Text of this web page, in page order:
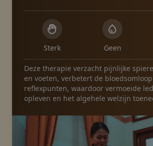
Sterk Geen
Deze therapie verzacht pijnlijke
en voeten, verbetert de
reflexpunten, waardoor vermoeide
opleven en het algehele welzijn